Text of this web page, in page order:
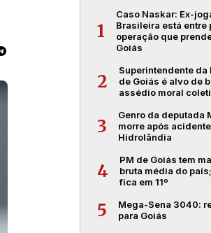
1
Caso Naskar: Ex-
Brasileira está entre
operação que
Goiás
2
Superintendente
de Goiás é alvo de
assédio moral
3
Genro da deputada
morre após
Hidrolândia
4
PM de Goiás tem
bruta média do
fica em 11º
5
Mega-Sena 3040:
para Goiás